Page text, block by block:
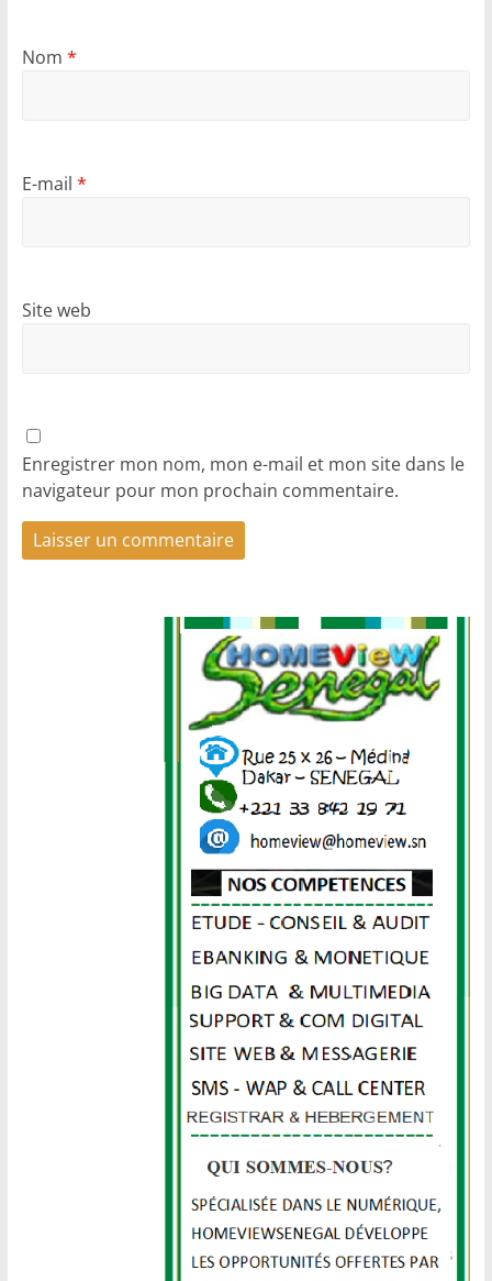
Nom *
E-mail *
Site web
Enregistrer mon nom, mon e-mail et mon site dans le
navigateur pour mon prochain commentaire.